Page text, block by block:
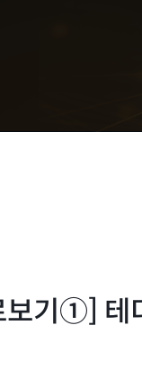
보기①] 테